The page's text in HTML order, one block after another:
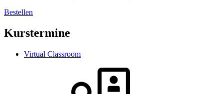
Bestellen
Kurstermine
Virtual Classroom